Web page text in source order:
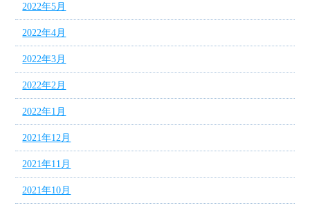
2022年5月
2022年4月
2022年3月
2022年2月
2022年1月
2021年12月
2021年11月
2021年10月